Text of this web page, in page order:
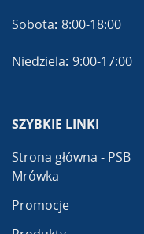
Sobota: 8:00-18:00
Niedziela: 9:00-17:00
SZYBKIE LINKI
Strona główna - PSB
Mrówka
Promocje